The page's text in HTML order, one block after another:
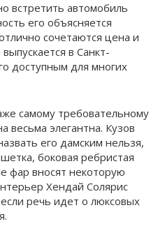
встретить автомобиль
его объясняется
сочетаются цена и
в Санкт-
доступным для многих
самому требовательному
элегантна. Кузов
его дамским нельзя,
боковая ребристая
фар вносят некоторую
Хендай Солярис
речь идет о люксовых